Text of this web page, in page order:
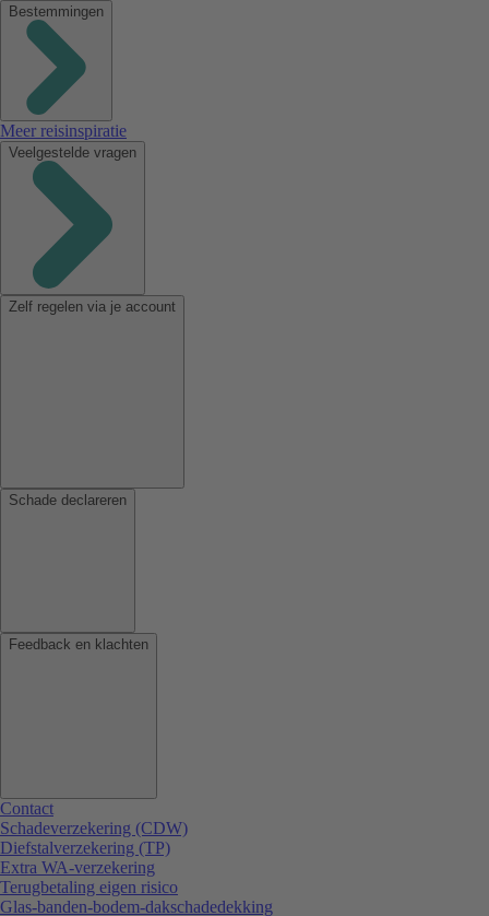
Bestemmingen
Meer reisinspiratie
Veelgestelde vragen
Zelf regelen via je account
Schade declareren
Feedback en klachten
Contact
Schadeverzekering (CDW)
Diefstalverzekering (TP)
Extra WA-verzekering
Terugbetaling eigen risico
Glas-banden-bodem-dakschadedekking